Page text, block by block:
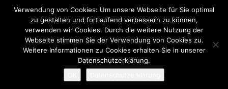
Verwendung von Cookies: Um unsere Webseite für Sie optimal
zu gestalten und fortlaufend verbessern zu können,
verwenden wir Cookies. Durch die weitere Nutzung der
Webseite stimmen Sie der Verwendung von Cookies zu.
Weitere Informationen zu Cookies erhalten Sie in unserer
Datenschutzerklärung.